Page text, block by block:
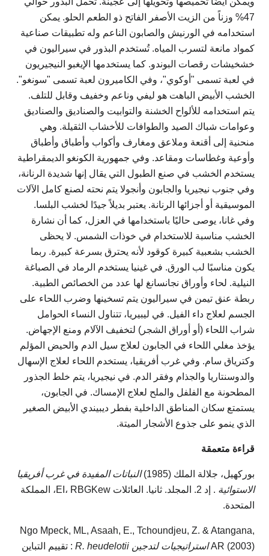
47% وزناً من الزيت الأصفر الفاتح ذو الطعم الحلو. يمكن
استخدامه في الورنيش والصابون الناعم وله تطبيقات صناعية
كمواد مانعة لتسرب المياه. تُستخدم البذور في سيراليون في
خشخيشات رقصات البوندو. كما يستخدمها الإيغبو النيجيريون
في لعبة تسمى "أوكوي"، وفي الكاميرون لعبة تسمى "سونغو".
الخشب الأبيض الباهت هو ليفي وناعم وخفيف وقابل للتلف.
يتم استخدامه للألواح الخشنة والتوابيت والصناديق والصناديق
وعوامات شباك الصيد والطوافات للأخشاب الثقيلة. وهي
منحنية إلى أقنعة وملاعق ومغارف وأكواب وأطباق وأطباق
وأوعية وغطاسات ومقاعد. وفي جمهورية الكونغو الديمقراطية
يستخدم الخشب في صنع الطبول التي يقال إنها شديدة الرنانة،
وفي جنوب نيجيريا والجابون وأنجولا يتم نحته لصنع كامل الآلات
الموسيقية أو أجزائها الرنانة. يعتبر بديلاً جيدًا لخشب البلسا.
وفي غانا، يوصى حاليًا باستخدامها في العزل، كما أن نشارة
الخشب مناسبة للاستخدام في خوذات الشمس. لا يحظى
الخشب بشعبية كبيرة كوقود لأنه يحترق بسرعة كبيرة. ربما
يكون مناسبًا لب الورق. في غينيا يستخدم الرماد في الصباغة
النيلية. لحاء وأوراق نجانسانغ لها عدد من الخصائص الطبية.
ربطة عنق تيمن في سيراليون يتم تسخينها وضرب اللحاء على
الجسم لعلاج داء الفيل. في ليبيريا، تتناول النساء الحوامل
شراب اللحاء (أو أوراق الشجر) لتخفيف الآلام ومنع الإجهاض.
يؤخذ مغلي اللحاء في الجابون لعلاج سيل الدم والحيض المؤلم
وكترياق سام. وفي غرب أفريقيا، يستخدم اللحاء لعلاج الإسهال
والدوسنتاريا والجذام وفقر الدم. في نيجيريا، يتم خلط الجذور
المطحونة مع الفلفل والملح لعلاج الإمساك. في الجابون،
يستمتع سكان المناطق الداخلية بفطر ديبيندي الأبيض الصغير
الذي ينمو على جذوع الأشجار الميتة.
قراءة متعمقة
بوركهيل، جلالة الملك (1985)
النباتات المفيدة في غرب أفريقيا
الاستوائية
. إد 2. المجلد. ثانيا. العائلات EI، RBGKew، المملكة
المتحدة.
Ngo Mpeck, ML, Asaah, E., Tchoundjeu, Z. & Atangana,
AR (2003) استراتيجيات لتدجين R. heudelotii
: تقييم التباين